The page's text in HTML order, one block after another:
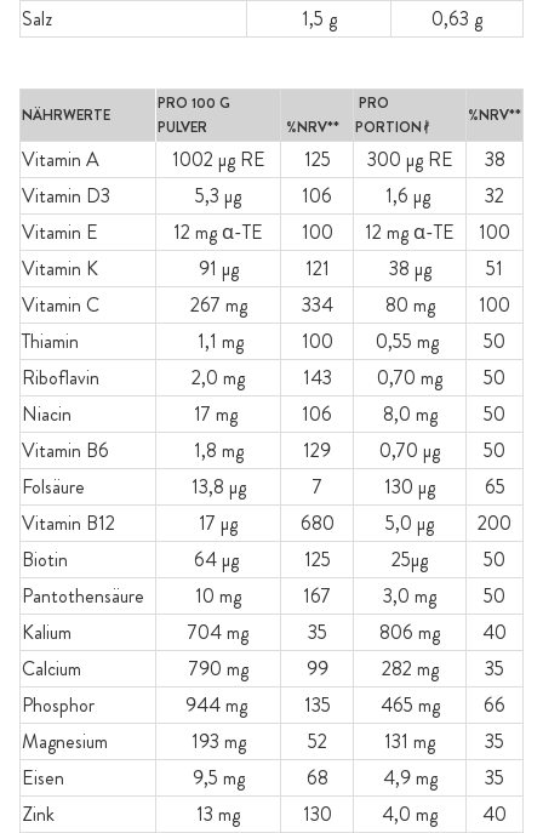
Salz 1,5 g 0,63 g
NÄHRWERTE
PRO 100 G
PULVER
%NRV**
PRO
PORTIONᚯ
%NRV**
Vitamin A 1002 μg RE 125 300 µg RE
38
Vitamin D3
5,3 µg 106 1,6 µg
32
Vitamin E
12 mg α-TE 100 12 mg α-TE
100
Vitamin K
91 µg 121 38 µg
51
Vitamin C
267 mg 334 80 mg
100
Thiamin
1,1 mg 100 0,55 mg
50
Riboflavin
2,0 mg 143 0,70 mg
50
Niacin
17 mg 106 8,0 mg
50
Vitamin B6
1,8 mg 129 0,70 µg
50
Folsäure
13,8 µg 7 130 µg
65
Vitamin B12
17 µg 680 5,0 µg
200
Biotin
64 µg 125 25µg
50
Pantothensäure
10 mg 167 3,0 mg
50
Kalium
704 mg 35 806 mg
40
Calcium
790 mg 99 282 mg
35
Phosphor
944 mg 135 465 mg
66
Magnesium
193 mg 52 131 mg
35
Eisen
9,5 mg 68 4,9 mg
35
Zink
13 mg 130 4,0 mg
40